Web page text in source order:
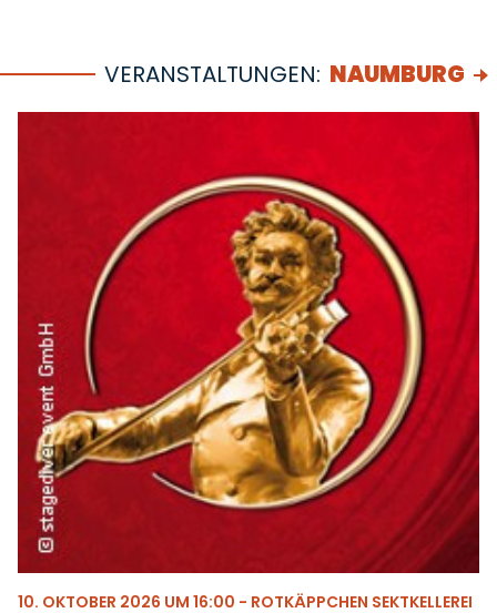
VERANSTALTUNGEN: NAUMBURG
10. OKTOBER 2026 UM 16:00 - ROTKÄPPCHEN SEKTKELLEREI